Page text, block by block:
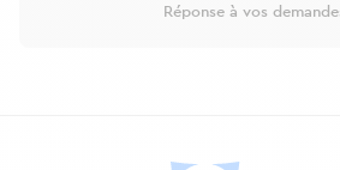
Réponse à vos